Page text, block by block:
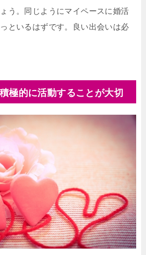
う。同じようにマイペースに婚活
といるはずです。良い出会いは必
極的に活動することが大切